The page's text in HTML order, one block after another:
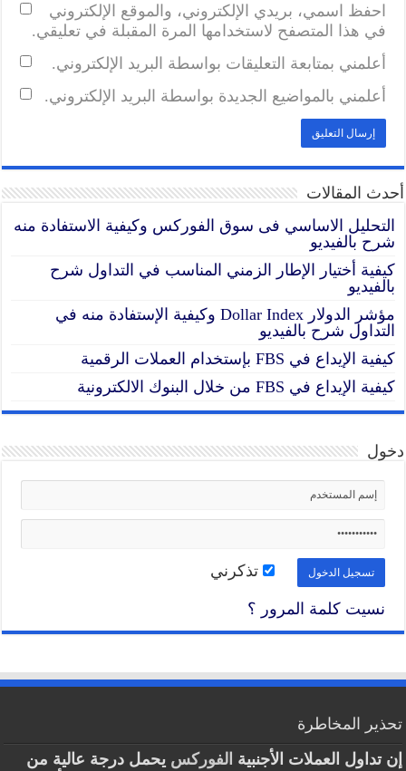
احفظ اسمي، بريدي الإلكتروني، والموقع الإلكتروني
في هذا المتصفح لاستخدامها المرة المقبلة في تعليقي.
أعلمني بمتابعة التعليقات بواسطة البريد الإلكتروني.
أعلمني بالمواضيع الجديدة بواسطة البريد الإلكتروني.
أحدث المقالات
التحليل الاساسي فى سوق الفوركس وكيفية الاستفادة منه
شرح بالفيديو
كيفية أختيار الإطار الزمني المناسب في التداول شرح
بالفيديو
مؤشر الدولار Dollar Index وكيفية الإستفادة منه في
التداول شرح بالفيديو
كيفية الإيداع في FBS بإستخدام العملات الرقمية
كيفية الإيداع في FBS من خلال البنوك الالكترونية
دخول
تذكرني
نسيت كلمة المرور ؟
تحذير المخاطرة
إن تداول العملات الأجنبية الفوركس يحمل درجة عالية من